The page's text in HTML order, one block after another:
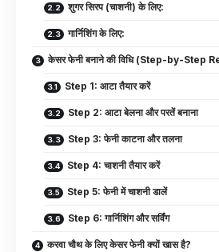
शुगर सिरप (चाशनी) के लिए:
गार्निशिंग के लिए:
केसर फेनी बनाने की विधि (Step-by-Step
Step 1: आटा तैयार करें
Step 2: आटा बेलना और परतें बनाना
Step 3: फेनी काटना और तलना
Step 4: चाशनी तैयार करें
Step 5: फेनी में चाशनी डालें
Step 6: गार्निशिंग और सर्विंग
करवा चौथ के लिए केसर फेनी क्यों खास है?